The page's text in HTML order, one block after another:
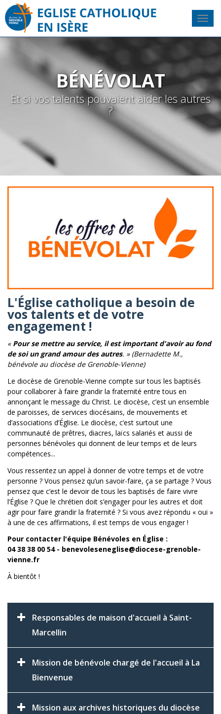
BÉNÉVOLAT
Et si vos talents pouvaient aider les autres
?
L'Église catholique a besoin de
vos talents et de votre
engagement !
« Pour se mettre au service, il est important d'avoir au fond
de soi un grand amour des autres. » (Bernadette M.,
bénévole au diocèse de Grenoble-Vienne)
Le diocèse de Grenoble-Vienne compte sur tous les baptisés
pour collaborer à faire grandir la fraternité entre tous en
annonçant le message du Christ. Le diocèse, c’est un ensemble
de paroisses, de services diocésains, de mouvements et
d’associations d’Église. Le diocèse, c’est surtout une
communauté de prêtres, diacres, laïcs salariés et aussi de
personnes bénévoles qui donnent de leur temps et de leurs
compétences...
Vous ressentez un appel à donner de votre temps et de votre
personne ? Vous pensez qu’un savoir-faire, ça se partage ? Vous
pensez que c’est le devoir de tous les baptisés de faire vivre
l’Église ? Que le chrétien doit s’engager pour les autres et doit
agir pour faire grandir la fraternité ? Si vous avez répondu « oui »
à une de ces affirmations, il est temps de vous engager !
Pour contacter l'équipe Bénévoles en Église :
04 38 38 00 54 - benevoleseneglise@diocese-grenoble-
vienne.fr
À bientôt !
Responsables de maison d'accueil à Saint-
Marcellin
Mission de bénévole chargé de l'accueil à La
Bienvenue
Mission aux archives historiques du diocèse